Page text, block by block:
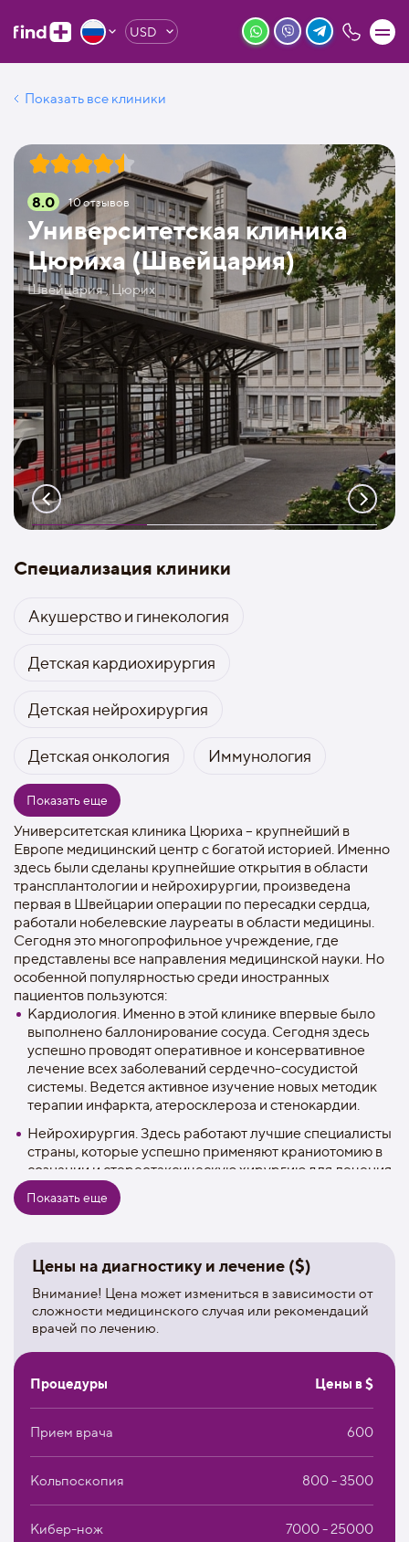
USD
Показать все клиники
8.0 10отзывов
Университетская клиника
Цюриха (Швейцария)
Швейцария , Цюрих
Специализация клиники
Акушерство и гинекология
Детская кардиохирургия
Детская нейрохирургия
Детская онкология Иммунология
Показать еще
Университетская клиника Цюриха – крупнейший в
Европе медицинский центр с богатой историей. Именно
здесь были сделаны крупнейшие открытия в области
трансплантологии и нейрохирургии, произведена
первая в Швейцарии операции по пересадки сердца,
работали нобелевские лауреаты в области медицины.
Сегодня это многопрофильное учреждение, где
представлены все направления медицинской науки. Но
особенной популярностью среди иностранных
пациентов пользуются:
Кардиология. Именно в этой клинике впервые было
выполнено баллонирование сосуда. Сегодня здесь
успешно проводят оперативное и консервативное
лечение всех заболеваний сердечно-сосудистой
системы. Ведется активное изучение новых методик
терапии инфаркта, атеросклероза и стенокардии.
Нейрохирургия. Здесь работают лучшие специалисты
страны, которые успешно применяют краниотомию в
сознании и стереотаксическую хирургию для лечения
раковых опухолей головного и спинного мозга.
Дерматология. Отделение занимается лечением всех
Пластическая и реконструктивная хирургия. Врачи
клиники делают как эстетические, так и
восстанавливающие операции. Особое внимание
уделяется регенерации кожных покровов после
ожоговых травм.
Гинекология. Здесь успешно лечат все заболевания
роботизированные операции в сочетании с
консервативным лечением.
иммунологии аккредитована SAS.
Иностранные пациенты в условиях стационара
Показать еще
Цены на диагностику и лечение ($)
Внимание! Цена может измениться в зависимости от
сложности медицинского случая или рекомендаций
врачей по лечению.
Процедуры Цены в $
Прием врача 600
Кольпоскопия 800 - 3500
Кибер-нож 7000 - 25000